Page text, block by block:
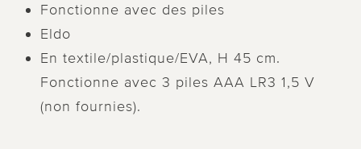
Fonctionne avec des piles
Eldo
En textile/plastique/EVA, H 45 cm.
Fonctionne avec 3 piles AAA LR3 1,5 V
(non fournies).